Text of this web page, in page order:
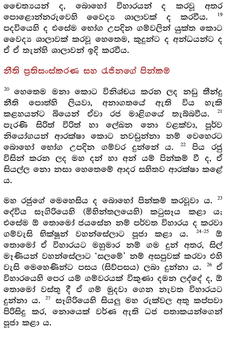
චෛත්‍යයන් ද, බොහෝ විහාරයන් ද කරවූ අතර
පොළොන්නරුවෙහි වෛද්‍ය ශාලාවක් ද කරවීය.
19
පදවියෙහි ද එසේම භෝග උපදින ගම්වලින් යුක්ත කොට
වෛද්‍ය ශාලාවක් කරවූ හෙතෙම, කුදුන්ට ද අන්ධයන්ට ද
ඒ ඒ තැන්හි ශාලාවන් ඉදි කරවීය.
නීති ප්‍රතිසංස්කරණ සහ රැජිනගේ පින්කම්
20හෙතෙම මනා කොට විනිශ්චය කරන ලද නඩු තීන්දු
නීති පොත්හි ලියවා, අනාගතයේ ඇති විය හැකි
කළහයන්ට බියෙන් ඒවා රජ මාළිගයේ තැබ්බවීය.
21
පැරණි සිරිත් විරිත් හා ලේඛන නො වළක්වා, පූර්ව
නියෝගයන් ආරක්ෂා කොට නවඩුන්නා නම් වෙහෙරට
බොහෝ භෝග උපදින ගම්වර දුන්නේ ය.
22
පිය රජු
විසින් කරන ලද මහ දන් හා අන් යම් පින්කම් වී ද, ඒ
සියල්ල නො නසා හෙතෙමේ ආදර සහිතව ආරක්ෂා කළේ
ය.
මහ රජුගේ මෙහෙසිය ද බොහෝ පින්කම් කරවූවා ය. 23
දේවිය සෑගිරියෙහි (මිහින්තලයෙහි) කටුසෑය කළා ය;
එසේම ඕ තොමෝ ජයසේන නම් පර්වත විහාරය ද කරවා
ගම්වැසි භික්ෂූන් වහන්සේලාට පූජා කළා ය.
24-25ඕ
තොමෝ ඒ විහාරයට මහුමාර නම් ගම දුන් අතර, සිල්
මෑණියන් වහන්සේලාට ‘සලමේ’ නම් අසපුවක් කරවා එහි
වැසි මෙහෙණින්ට පසය (සිව්පසය) ලබා දුන්නා ය.
26ඒ
විහාරයෙහි පෙර යම් ගම්වරයක් විකුණා දමන ලද්දේ ද, ඕ
තොමෝ වස්තු දී ඒ ගම් මුදවා ගෙන නැවත විහාරයට
දුන්නා ය.
27
සෑගිරියෙහි සියලු මහ රුක්වල අතු කප්පවා
පිරිසිදු කර, නොයෙක් වර්ණ ඇති ධජ පතාකයන්ගෙන්
පූජා කළා ය.